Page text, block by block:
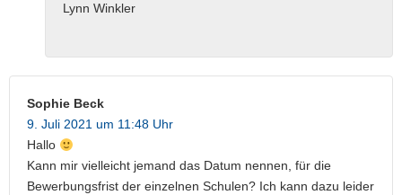
Lynn Winkler
Sophie Beck
9. Juli 2021 um 11:48 Uhr
Hallo
Kann mir vielleicht jemand das Datum nennen, für die
Bewerbungsfrist der einzelnen Schulen? Ich kann dazu leider